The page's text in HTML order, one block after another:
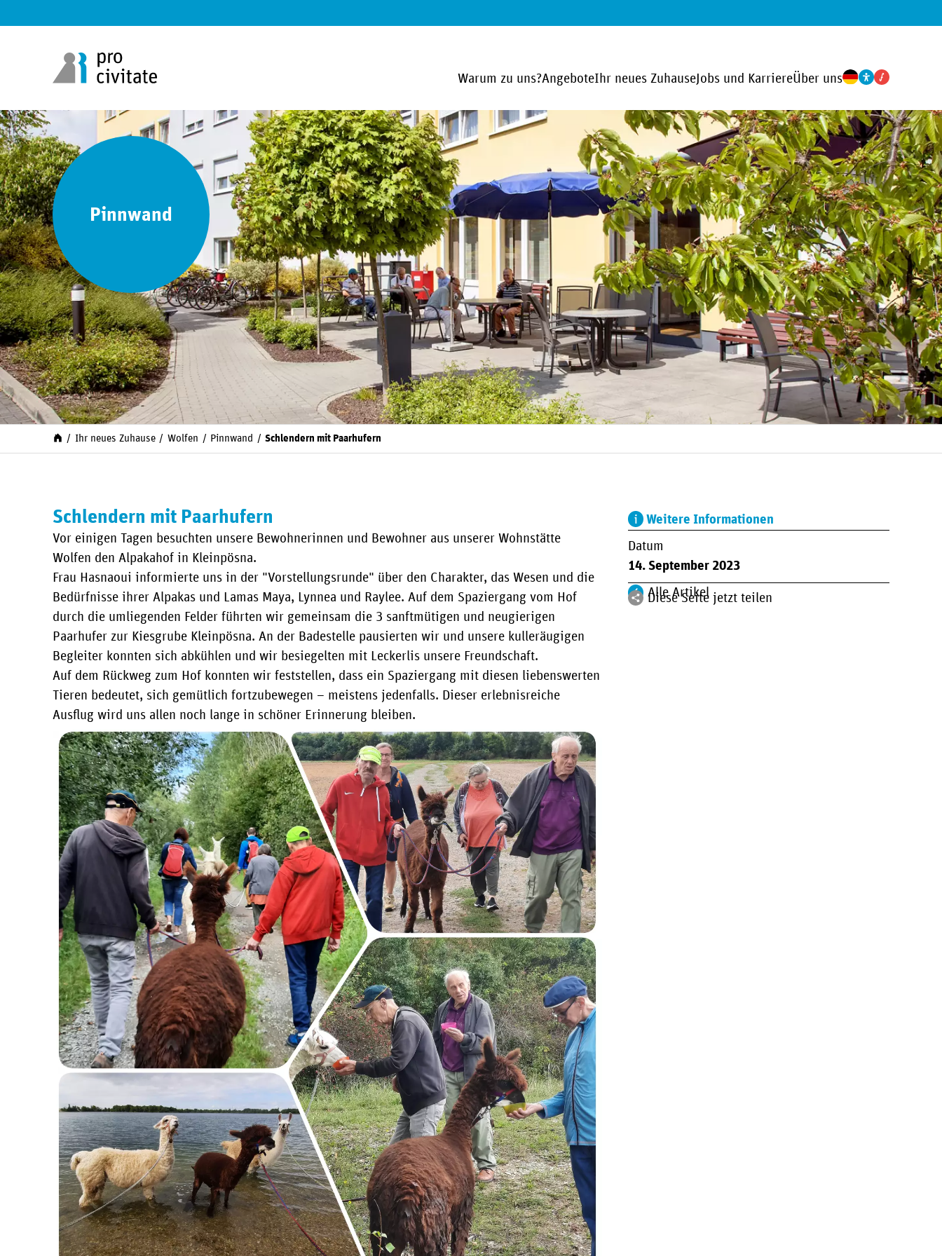
Warum zu uns?AngeboteIhr neues Zuhause Jobs und KarriereÜber uns
Pinnwand
Ihr neues Zuhause Wolfen Pinnwand Schlendern mit Paarhufern
Schlendern mit Paarhufern
Vor einigen Tagen besuchten unsere Bewohnerinnen und Bewohner aus unserer Wohnstätte
Wolfen den Alpakahof in Kleinpösna.
Frau Hasnaoui informierte uns in der "Vorstellungsrunde" über den Charakter, das Wesen und die
Bedürfnisse ihrer Alpakas und Lamas Maya, Lynnea und Raylee. Auf dem Spaziergang vom Hof
durch die umliegenden Felder führten wir gemeinsam die 3 sanftmütigen und neugierigen
Paarhufer zur Kiesgrube Kleinpösna. An der Badestelle pausierten wir und unsere kulleräugigen
Begleiter konnten sich abkühlen und wir besiegelten mit Leckerlis unsere Freundschaft.
Auf dem Rückweg zum Hof konnten wir feststellen, dass ein Spaziergang mit diesen liebenswerten
Tieren bedeutet, sich gemütlich fortzubewegen – meistens jedenfalls. Dieser erlebnisreiche
Ausflug wird uns allen noch lange in schöner Erinnerung bleiben.
Weitere Informationen
Datum
14. September 2023
Alle Artikel
Diese Seite jetzt teilen